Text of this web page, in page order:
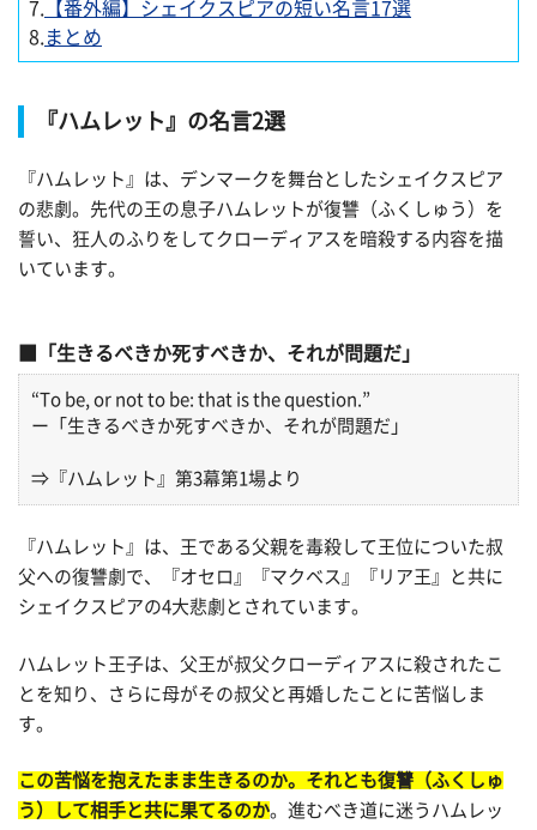
7.
【番外編】シェイクスピアの短い名言17選
8. まとめ
『ハムレット』の名言2選
『ハムレット』は、デンマークを舞台としたシェイクスピア
の悲劇。先代の王の息子ハムレットが復讐（ふくしゅう）を
誓い、狂人のふりをしてクローディアスを暗殺する内容を描
いています。
「生きるべきか死すべきか、それが問題だ」
“To be, or not to be: that is the question.”
ー「生きるべきか死すべきか、それが問題だ」
⇒『ハムレット』第3幕第1場より
『ハムレット』は、王である父親を毒殺して王位についた叔
父への復讐劇で、『オセロ』『マクベス』『リア王』と共に
シェイクスピアの4大悲劇とされています。
ハムレット王子は、父王が叔父クローディアスに殺されたこ
とを知り、さらに母がその叔父と再婚したことに苦悩しま
す。
この苦悩を抱えたまま生きるのか。それとも復讐（ふくしゅ
う）して相手と共に果てるのか。進むべき道に迷うハムレッ